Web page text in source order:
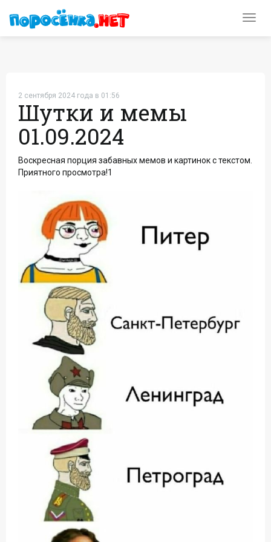
2 сентября 2024 года в 01:56
Шутки и мемы
01.09.2024
Воскресная порция забавных мемов и картинок с текстом.
Приятного просмотра!1